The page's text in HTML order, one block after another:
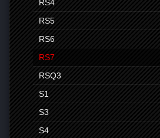
RS4
RS5
RS6
RS7
RSQ3
S1
S3
S4